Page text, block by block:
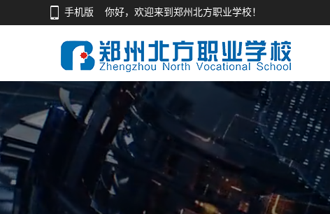
手机版 你好，欢迎来到郑州北方职业学校！